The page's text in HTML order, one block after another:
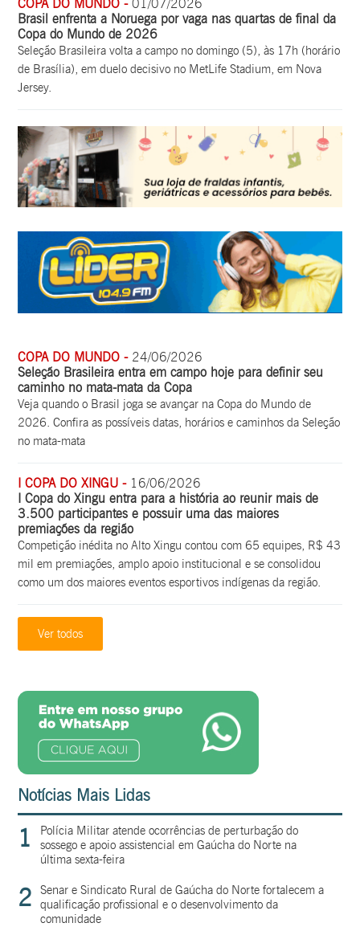
COPA DO MUNDO -01/07/2026
Brasil enfrenta a Noruega por vaga nas quartas de final da
Copa do Mundo de 2026
Seleção Brasileira volta a campo no domingo (5), às 17h (horário
de Brasília), em duelo decisivo no MetLife Stadium, em Nova
Jersey.
COPA DO MUNDO -24/06/2026
Seleção Brasileira entra em campo hoje para definir seu
caminho no mata-mata da Copa
Veja quando o Brasil joga se avançar na Copa do Mundo de
2026. Confira as possíveis datas, horários e caminhos da Seleção
no mata-mata
I COPA DO XINGU -16/06/2026
I Copa do Xingu entra para a história ao reunir mais de
3.500 participantes e possuir uma das maiores
premiações da região
Competição inédita no Alto Xingu contou com 65 equipes, R$ 43
mil em premiações, amplo apoio institucional e se consolidou
como um dos maiores eventos esportivos indígenas da região.
Ver todos
Notícias Mais Lidas
1
Polícia Militar atende ocorrências de perturbação do
sossego e apoio assistencial em Gaúcha do Norte na
última sexta-feira
2
Senar e Sindicato Rural de Gaúcha do Norte fortalecem a
qualificação profissional e o desenvolvimento da
comunidade